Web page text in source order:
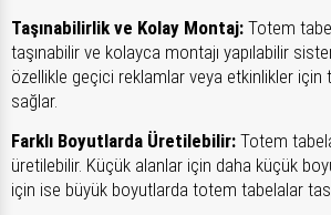
Taşınabilirlik ve Kolay Montaj: Totem
taşınabilir ve kolayca montajı yapılabilir
özellikle geçici reklamlar veya etkinlikler için
sağlar.
Farklı Boyutlarda Üretilebilir: Totem
üretilebilir. Küçük alanlar için daha küçük
için ise büyük boyutlarda totem tabelalar